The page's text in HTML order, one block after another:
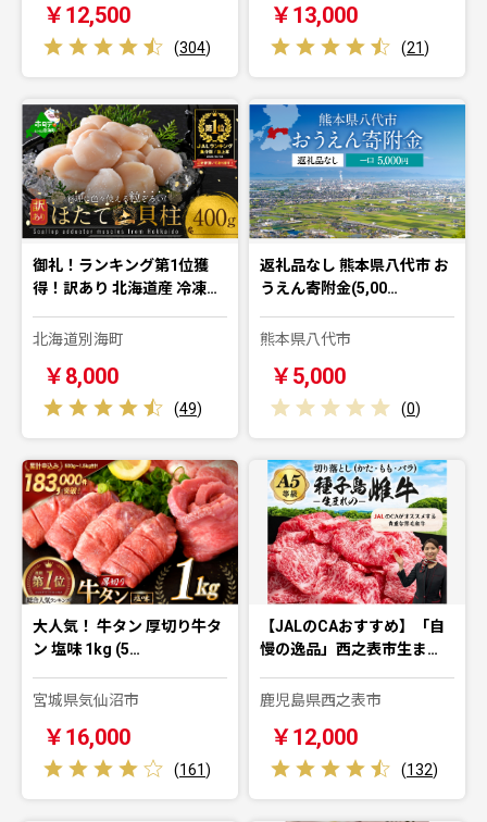
￥12,500
(304)
￥13,000
(21)
御礼！ランキング第1位獲
得！訳あり 北海道産 冷凍…
北海道別海町
￥8,000
(49)
返礼品なし 熊本県八代市 お
うえん寄附金(5,00…
熊本県八代市
￥5,000
(0)
大人気！ 牛タン 厚切り牛タ
ン 塩味 1kg (5…
宮城県気仙沼市
￥16,000
(161)
【JALのCAおすすめ】「自
慢の逸品」西之表市生ま…
鹿児島県西之表市
￥12,000
(132)